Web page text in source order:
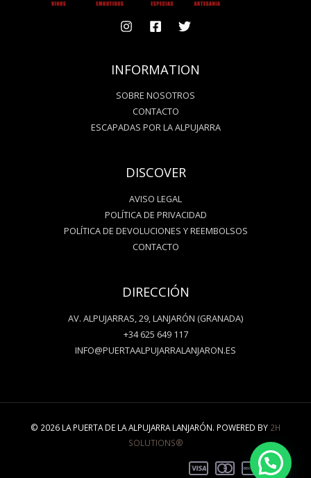
INFORMATION
SOBRE NOSOTROS
CONTACTO
ESCAPADAS POR LA ALPUJARRA
DISCOVER
AVISO LEGAL
POLÍTICA DE PRIVACIDAD
POLÍTICA DE DEVOLUCIONES Y REEMBOLSOS
CONTACTO
DIRECCIÓN
AV. ALPUJARRAS, 29, LANJARÓN (GRANADA)
+34 625 649 117
INFO@PUERTAALPUJARRALANJARON.ES
© 2026 LA PUERTA DE LA ALPUJARRA LANJARÓN. POWERED BY 2H
SOLUTIONS®